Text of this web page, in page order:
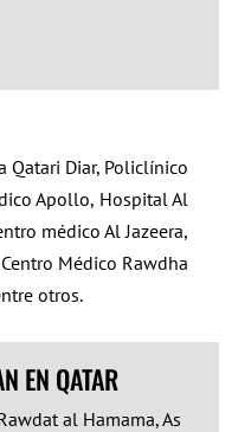
Qatari Diar, Policlínico
Apollo, Hospital Al
médico Al Jazeera,
Médico Rawdha
otros.
EN QATAR
al Hamama, As